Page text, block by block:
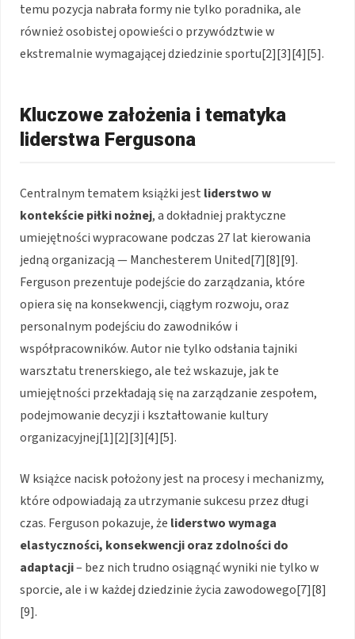
temu pozycja nabrała formy nie tylko poradnika, ale
również osobistej opowieści o przywództwie w
ekstremalnie wymagającej dziedzinie sportu[2][3][4][5].
Kluczowe założenia i tematyka
liderstwa Fergusona
Centralnym tematem książki jest liderstwo w
kontekście piłki nożnej, a dokładniej praktyczne
umiejętności wypracowane podczas 27 lat kierowania
jedną organizacją — Manchesterem United[7][8][9].
Ferguson prezentuje podejście do zarządzania, które
opiera się na konsekwencji, ciągłym rozwoju, oraz
personalnym podejściu do zawodników i
współpracowników. Autor nie tylko odsłania tajniki
warsztatu trenerskiego, ale też wskazuje, jak te
umiejętności przekładają się na zarządzanie zespołem,
podejmowanie decyzji i kształtowanie kultury
organizacyjnej[1][2][3][4][5].
W książce nacisk położony jest na procesy i mechanizmy,
które odpowiadają za utrzymanie sukcesu przez długi
czas. Ferguson pokazuje, że liderstwo wymaga
elastyczności, konsekwencji oraz zdolności do
adaptacji– bez nich trudno osiągnąć wyniki nie tylko w
sporcie, ale i w każdej dziedzinie życia zawodowego[7][8]
[9].